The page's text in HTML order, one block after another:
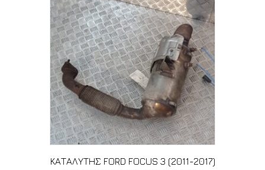
ΚΑΤΑΛΥΤΗΣ FORD FOCUS 3 (2011-2017)